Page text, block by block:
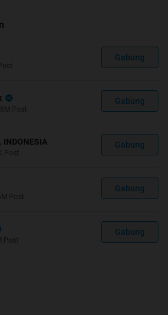
Gabung
Post
Gabung
INDONESIA
Post
Gabung
Post
Gabung
Post
Gabung